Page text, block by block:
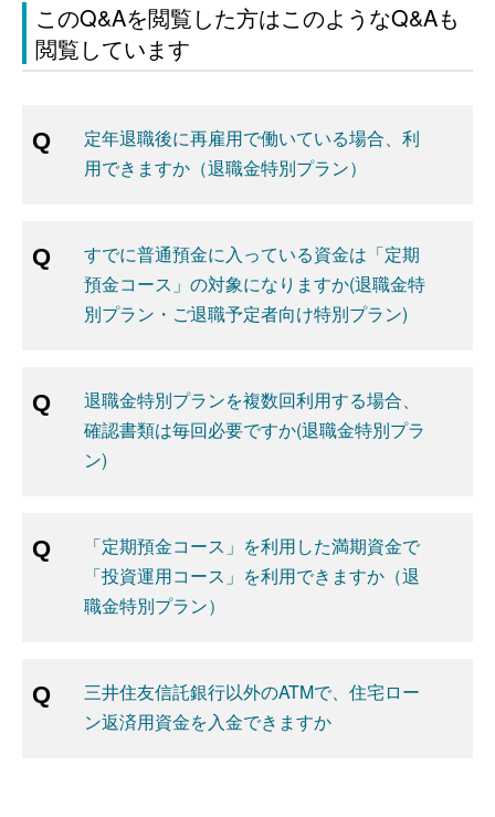
このQ&Aを閲覧した方はこのようなQ&Aも
閲覧しています
定年退職後に再雇用で働いている場合、利
用できますか（退職金特別プラン）
すでに普通預金に入っている資金は「定期
預金コース」の対象になりますか(退職金特
別プラン・ご退職予定者向け特別プラン)
退職金特別プランを複数回利用する場合、
確認書類は毎回必要ですか(退職金特別プラ
ン)
「定期預金コース」を利用した満期資金で
「投資運用コース」を利用できますか（退
職金特別プラン）
三井住友信託銀行以外のATMで、住宅ロー
ン返済用資金を入金できますか